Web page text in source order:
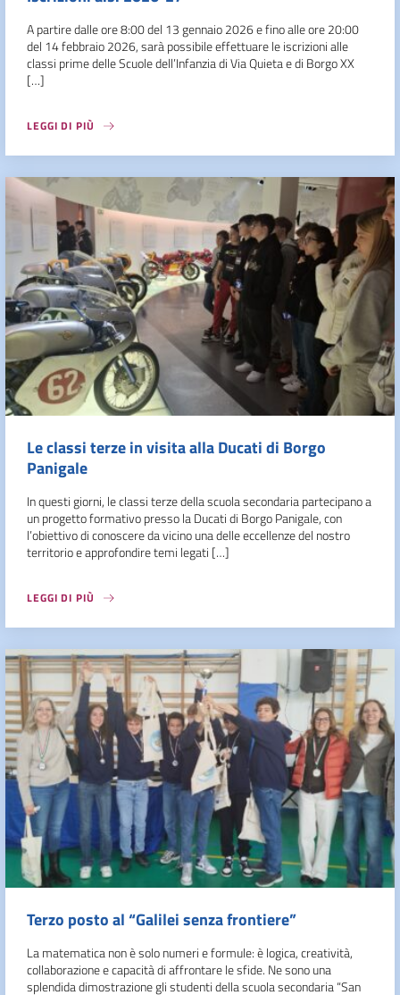
A partire dalle ore 8:00 del 13 gennaio 2026 e fino alle ore 20:00
del 14 febbraio 2026, sarà possibile effettuare le iscrizioni alle
classi prime delle Scuole dell’Infanzia di Via Quieta e di Borgo XX
[…]
LEGGI DI PIÙ
Le classi terze in visita alla Ducati di Borgo
Panigale
In questi giorni, le classi terze della scuola secondaria partecipano a
un progetto formativo presso la Ducati di Borgo Panigale, con
l’obiettivo di conoscere da vicino una delle eccellenze del nostro
territorio e approfondire temi legati […]
LEGGI DI PIÙ
Terzo posto al “Galilei senza frontiere”
La matematica non è solo numeri e formule: è logica, creatività,
collaborazione e capacità di affrontare le sfide. Ne sono una
splendida dimostrazione gli studenti della scuola secondaria “San